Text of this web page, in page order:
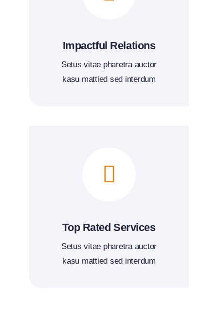
Impactful Relations
Setus vitae pharetra auctor
kasu mattied sed interdum
Top Rated Services
Setus vitae pharetra auctor
kasu mattied sed interdum